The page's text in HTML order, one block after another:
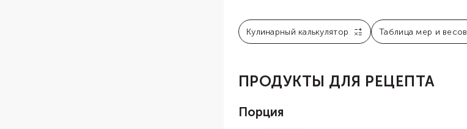
Кулинарный калькулятор Таблица мер и весов
ПРОДУКТЫ ДЛЯ РЕЦЕПТА
Порция